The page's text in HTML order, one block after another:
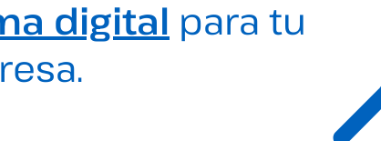
digital para tu